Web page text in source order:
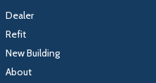
Dealer
Refit
New Building
About